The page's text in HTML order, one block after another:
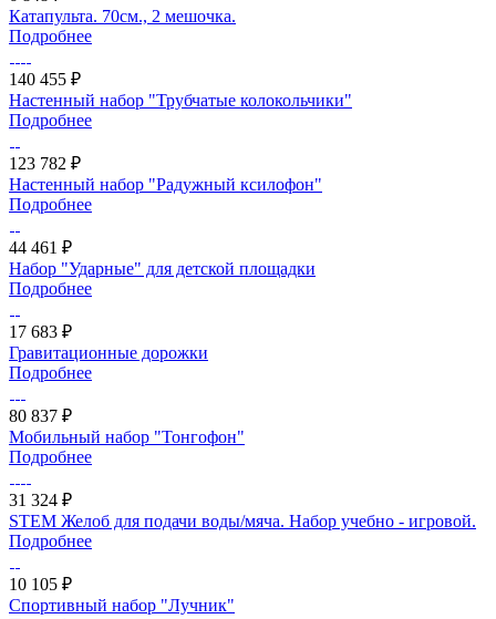
Катапульта. 70см., 2 мешочка.
Подробнее
140 455 ₽
Настенный набор "Трубчатые колокольчики"
Подробнее
123 782 ₽
Настенный набор "Радужный ксилофон"
Подробнее
44 461 ₽
Набор "Ударные" для детской площадки
Подробнее
17 683 ₽
Гравитационные дорожки
Подробнее
80 837 ₽
Мобильный набор "Тонгофон"
Подробнее
31 324 ₽
STEM Желоб для подачи воды/мяча. Набор учебно - игровой.
Подробнее
10 105 ₽
Спортивный набор "Лучник"